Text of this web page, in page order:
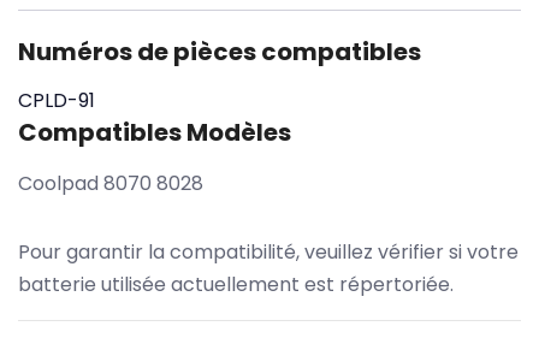
Numéros de pièces compatibles
CPLD-91
Compatibles Modèles
Coolpad 8070 8028
Pour garantir la compatibilité, veuillez vérifier si votre
batterie utilisée actuellement est répertoriée.